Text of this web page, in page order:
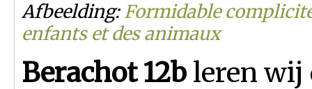
Afbeelding:Formidable
enfants et des animaux
Berachot 12b leren wij